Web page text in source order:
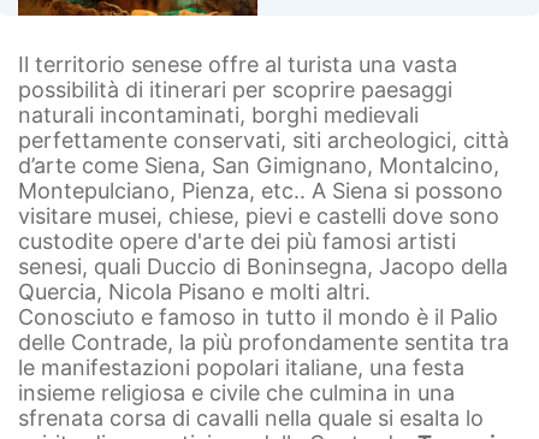
Il territorio senese offre al turista una vasta
possibilità di itinerari per scoprire paesaggi
naturali incontaminati, borghi medievali
perfettamente conservati, siti archeologici, città
d’arte come Siena, San Gimignano, Montalcino,
Montepulciano, Pienza, etc.. A Siena si possono
visitare musei, chiese, pievi e castelli dove sono
custodite opere d'arte dei più famosi artisti
senesi, quali Duccio di Boninsegna, Jacopo della
Quercia, Nicola Pisano e molti altri.
Conosciuto e famoso in tutto il mondo è il Palio
delle Contrade, la più profondamente sentita tra
le manifestazioni popolari italiane, una festa
insieme religiosa e civile che culmina in una
sfrenata corsa di cavalli nella quale si esalta lo